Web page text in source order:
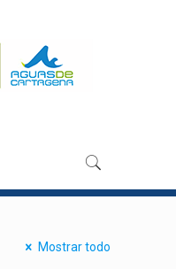
Mostrar todo